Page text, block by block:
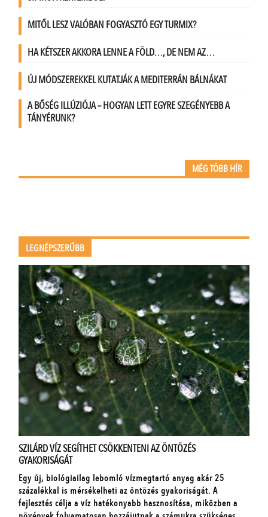
MITŐL LESZ VALÓBAN FOGYASZTÓ EGY TURMIX?
HA KÉTSZER AKKORA LENNE A FÖLD…, DE NEM AZ…
ÚJ MÓDSZEREKKEL KUTATJÁK A MEDITERRÁN BÁLNÁKAT
A BŐSÉG ILLÚZIÓJA – HOGYAN LETT EGYRE SZEGÉNYEBB A
TÁNYÉRUNK?
MÉG TÖBB HÍR
LEGNÉPSZERŰBB